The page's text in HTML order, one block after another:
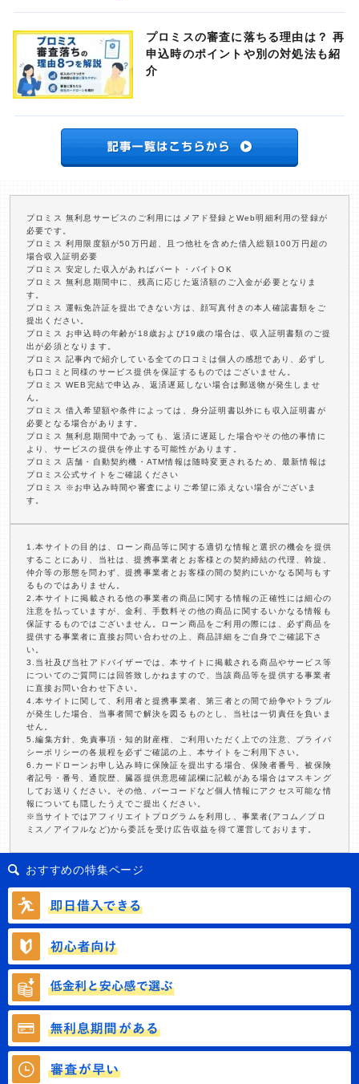
プロミスの審査に落ちる理由は？ 再
申込時のポイントや別の対処法も紹
介
プロミス 無利息サービスのご利用にはメアド登録とWeb明細利用の登録が
必要です。
プロミス 利用限度額が50万円超、且つ他社を含めた借入総額100万円超の
場合収入証明必要
プロミス 安定した収入があればパート・バイトOK
プロミス 無利息期間中に、残高に応じた返済額のご入金が必要となりま
す。
プロミス 運転免許証を提出できない方は、顔写真付きの本人確認書類をご
提出ください。
プロミス お申込時の年齢が18歳および19歳の場合は、収入証明書類のご提
出が必須となります。
プロミス 記事内で紹介している全ての口コミは個人の感想であり、必ずし
も口コミと同様のサービス提供を保証するものではございません。
プロミス WEB完結で申込み、返済遅延しない場合は郵送物が発生しませ
ん。
プロミス 借入希望額や条件によっては、身分証明書以外にも収入証明書が
必要となる場合があります。
プロミス 無利息期間中であっても、返済に遅延した場合やその他の事情に
より、サービスの提供を停止する可能性があります。
プロミス 店舗・自動契約機・ATM情報は随時変更されるため、最新情報は
プロミス公式サイトをご確認ください
プロミス ※お申込み時間や審査によりご希望に添えない場合がございま
す。
1.本サイトの目的は、ローン商品等に関する適切な情報と選択の機会を提供
することにあり、当社は、提携事業者とお客様との契約締結の代理、斡旋、
仲介等の形態を問わず、提携事業者とお客様の間の契約にいかなる関与もす
るものではありません。
2.本サイトに掲載される他の事業者の商品に関する情報の正確性には細心の
注意を払っていますが、金利、手数料その他の商品に関するいかなる情報も
保証するものではございません。ローン商品をご利用の際には、必ず商品を
提供する事業者に直接お問い合わせの上、商品詳細をご自身でご確認下さ
い。
3.当社及び当社アドバイザーでは、本サイトに掲載される商品やサービス等
についてのご質問には回答致しかねますので、当該商品等を提供する事業者
に直接お問い合わせ下さい。
4.本サイトに関して、利用者と提携事業者、第三者との間で紛争やトラブル
が発生した場合、当事者間で解決を図るものとし、当社は一切責任を負いま
せん。
5.編集方針、免責事項・知的財産権、ご利用いただく上での注意、プライバ
シーポリシーの各規程を必ずご確認の上、本サイトをご利用下さい。
6.カードローンお申し込み時に保険証を提出する場合、保険者番号、被保険
者記号・番号、通院歴、臓器提供意思確認欄に記載がある場合はマスキング
してお送りください。その他、バーコードなど個人情報にアクセス可能な情
報についても隠したうえでご提出ください。
※当サイトではアフィリエイトプログラムを利用し、事業者(アコム／プロ
ミス／アイフルなど)から委託を受け広告収益を得て運営しております。
おすすめの特集ページ